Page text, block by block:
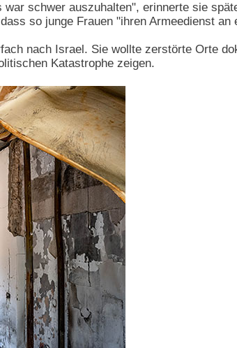
schwer auszuhalten", erinnerte sie
so junge Frauen "ihren Armeedienst
nach Israel. Sie wollte zerstörte Orte
Katastrophe zeigen.